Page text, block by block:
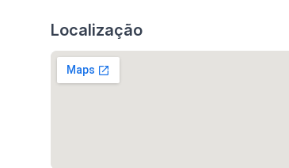
Localização